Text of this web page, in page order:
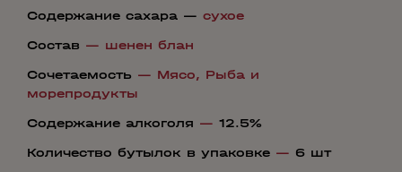
Содержание сахара — сухое
Состав — шенен блан
Сочетаемость — Мясо, Рыба и
морепродукты
Содержание алкоголя — 12.5%
Количество бутылок в упаковке — 6 шт